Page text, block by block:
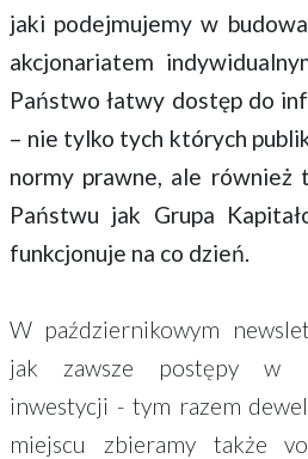
jaki podejmujemy w
akcjonariatem
Państwo łatwy dostęp do
– nie tylko tych których
normy prawne, ale również
Państwu jak Grupa
funkcjonuje na co dzień.
W październikowym
jak zawsze postępy w
inwestycji - tym razem
miejscu zbieramy także